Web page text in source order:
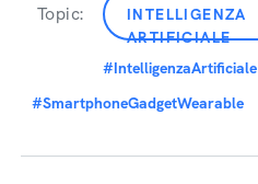
Topic:
INTELLIGENZA
ARTIFICIALE
#IntelligenzaArtificiale
#SmartphoneGadgetWearable